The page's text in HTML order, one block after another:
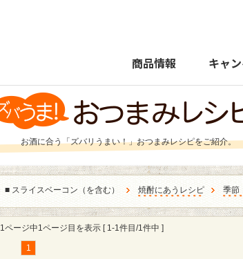
商品情報 キャ
お酒に合う「ズバリうまい！」おつまみレシピをご紹介。
■ スライスベーコン（を含む） 焼酎にあうレシピ 季節
1ページ中1ページ目を表示 [ 1-1件目/1件中 ]
1